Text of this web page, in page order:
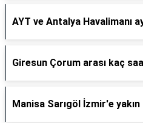
AYT ve Antalya Havalimanı
Giresun Çorum arası kaç
Manisa Sarıgöl İzmir'e yakın